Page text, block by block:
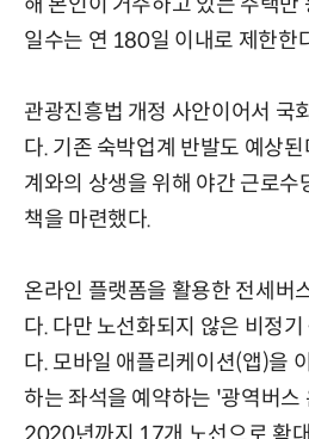
일수는 연 180일 이내로 제한한
관광진흥법 개정 사안이어서 국
다. 기존 숙박업계 반발도 예상
계와의 상생을 위해 야간 근로수
책을 마련했다.
온라인 플랫폼을 활용한 전세버
다. 다만 노선화되지 않은 비정
다. 모바일 애플리케이션(앱)을
하는 좌석을 예약하는 '광역버